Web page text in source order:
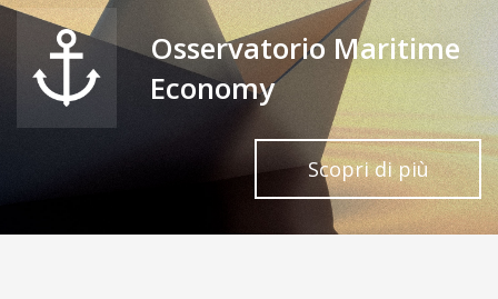
Osservatorio Maritime
Economy
Scopri di più